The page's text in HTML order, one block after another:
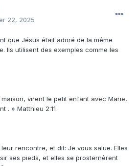
22, 2025
que Jésus était adoré de la même
Ils utilisent des exemples comme les
maison, virent le petit enfant avec Marie,
. » Matthieu 2:11
rencontre, et dit: Je vous salue. Elles
ses pieds, et elles se prosternèrent